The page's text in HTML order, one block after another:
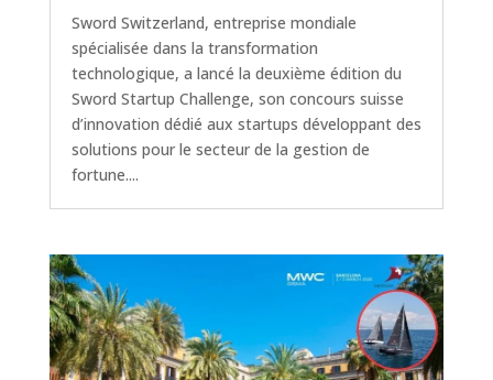
Sword Switzerland, entreprise mondiale
spécialisée dans la transformation
technologique, a lancé la deuxième édition du
Sword Startup Challenge, son concours suisse
d’innovation dédié aux startups développant des
solutions pour le secteur de la gestion de
fortune....